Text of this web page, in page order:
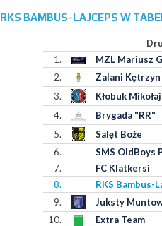
RKS BAMBUS-LAJCEPS W
1.
MZL Mariusz
2.
Zalani Kętrzyn
3.
Kłobuk
4.
Brygada "RR"
5.
Salęt Boże
6.
SMS OldBoys
7.
FC Klatkersi
8.
RKS Bambus-
9.
Juksty
10.
Extra Team